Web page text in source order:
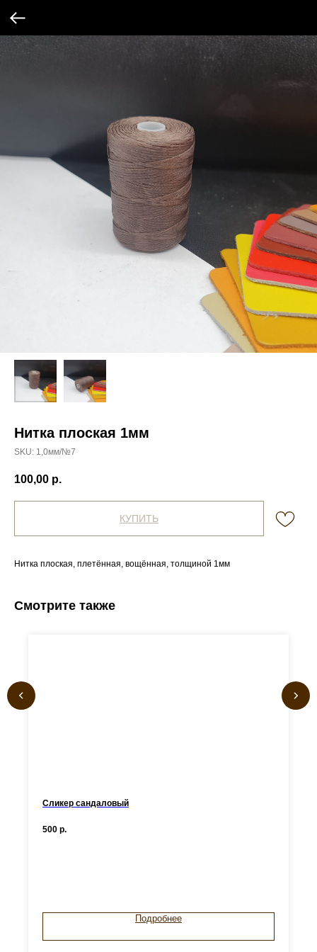
Нитка плоская 1мм
SKU: 1,0мм/№7
100,00 р.
КУПИТЬ
Нитка плоская, плетённая, вощённая, толщиной 1мм
Смотрите также
Сликер сандаловый
500 р.
Подробнее